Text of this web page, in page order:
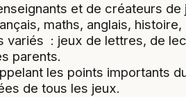
et de créateurs
maths, anglais,
variés : jeux de lettres, de
parents.
les points importants
de tous les jeux.